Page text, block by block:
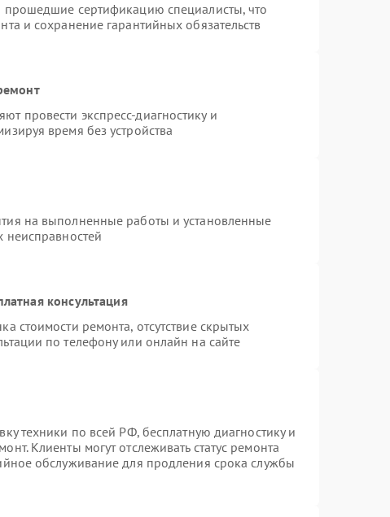
прошедшие сертификацию специалисты, что
и сохранение гарантийных обязательств
провести экспресс-диагностику и
время без устройства
на выполненные работы и установленные
неисправностей
консультация
стоимости ремонта, отсутствие скрытых
по телефону или онлайн на сайте
техники по всей РФ, бесплатную диагностику и
Клиенты могут отслеживать статус ремонта
обслуживание для продления срока службы